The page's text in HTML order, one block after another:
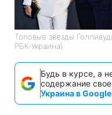
Топовые звезды
РБК-Украина)
Будь в курсе, а
содержание
Украина в Google